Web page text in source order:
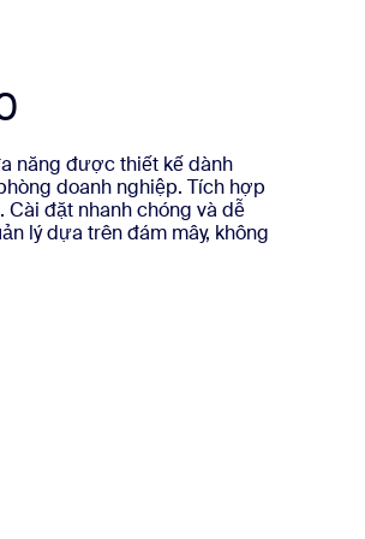
năng được thiết kế dành
doanh nghiệp. Tích hợp
đặt nhanh chóng và dễ
lý dựa trên đám mây, không